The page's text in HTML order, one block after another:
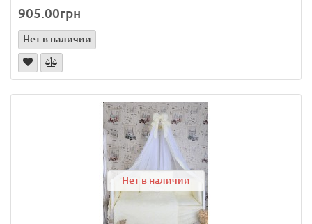
905.00грн
Нет в наличии
Нет в наличии